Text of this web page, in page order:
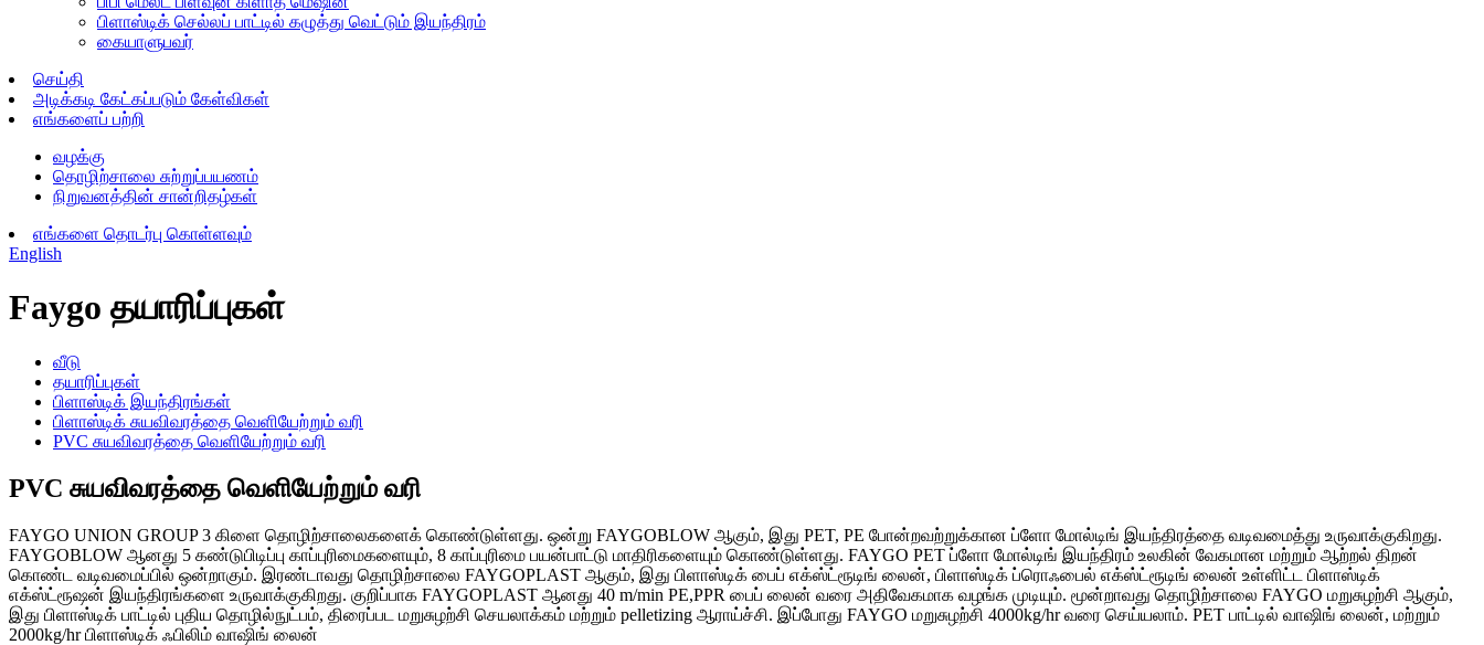
பிளாஸ்டிக் செல்லப் பாட்டில் கழுத்து வெட்டும் இயந்திரம்
கையாளுபவர்
செய்தி
அடிக்கடி கேட்கப்படும் கேள்விகள்
எங்களைப் பற்றி
வழக்கு
தொழிற்சாலை சுற்றுப்பயணம்
நிறுவனத்தின் சான்றிதழ்கள்
எங்களை தொடர்பு கொள்ளவும்
English
Faygo தயாரிப்புகள்
வீடு
தயாரிப்புகள்
பிளாஸ்டிக் இயந்திரங்கள்
பிளாஸ்டிக் சுயவிவரத்தை வெளியேற்றும் வரி
PVC சுயவிவரத்தை வெளியேற்றும் வரி
PVC சுயவிவரத்தை வெளியேற்றும் வரி
FAYGO UNION GROUP 3 கிளை தொழிற்சாலைகளைக் கொண்டுள்ளது. ஒன்று FAYGOBLOW ஆகும், இது PET, PE போன்றவற்றுக்கான ப்ளோ மோல்டிங் இயந்திரத்தை வடிவமைத்து உருவாக்குகிறது.
FAYGOBLOW ஆனது 5 கண்டுபிடிப்பு காப்புரிமைகளையும், 8 காப்புரிமை பயன்பாட்டு மாதிரிகளையும் கொண்டுள்ளது. FAYGO PET ப்ளோ மோல்டிங் இயந்திரம் உலகின் வேகமான மற்றும் ஆற்றல் திறன்
கொண்ட வடிவமைப்பில் ஒன்றாகும். இரண்டாவது தொழிற்சாலை FAYGOPLAST ஆகும், இது பிளாஸ்டிக் பைப் எக்ஸ்ட்ரூடிங் லைன், பிளாஸ்டிக் ப்ரொஃபைல் எக்ஸ்ட்ரூடிங் லைன் உள்ளிட்ட பிளாஸ்டிக்
எக்ஸ்ட்ரூஷன் இயந்திரங்களை உருவாக்குகிறது. குறிப்பாக FAYGOPLAST ஆனது 40 m/min PE,PPR பைப் லைன் வரை அதிவேகமாக வழங்க முடியும். மூன்றாவது தொழிற்சாலை FAYGO மறுசுழற்சி ஆகும்,
இது பிளாஸ்டிக் பாட்டில் புதிய தொழில்நுட்பம், திரைப்பட மறுசுழற்சி செயலாக்கம் மற்றும் pelletizing ஆராய்ச்சி. இப்போது FAYGO மறுசுழற்சி 4000kg/hr வரை செய்யலாம். PET பாட்டில் வாஷிங் லைன், மற்றும்
2000kg/hr பிளாஸ்டிக் ஃபிலிம் வாஷிங் லைன்